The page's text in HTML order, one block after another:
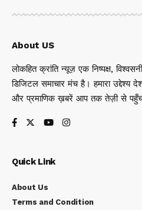
About US
लोकहित क्रांति न्यूज़ एक निष्पक्ष,
डिजिटल समाचार मंच है। हमारा उद्देश्य
और प्रमाणिक ख़बरें आप तक तेज़ी से
Quick Link
About Us
Terms and Condition